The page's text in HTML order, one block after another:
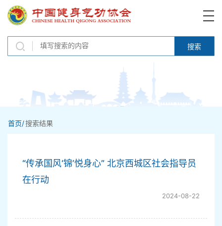
搜索
首页/搜索结果
“传承国风‘锦’悦身心” 北京西城区社会指导员
在行动
2024-08-22